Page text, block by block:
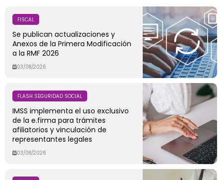
FISCAL
Se publican actualizaciones y
Anexos de la Primera Modificación
a la RMF 2026
03/08/2026
FLASH SEGURIDAD SOCIAL
IMSS implementa el uso exclusivo
de la e.firma para trámites
afiliatorios y vinculación de
representantes legales
03/08/2026